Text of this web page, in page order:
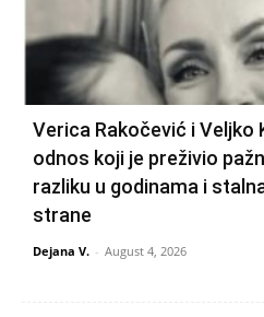
Verica Rakočević i Veljko
odnos koji je preživio
razliku u godinama i
strane
Dejana V. - August 4, 2026